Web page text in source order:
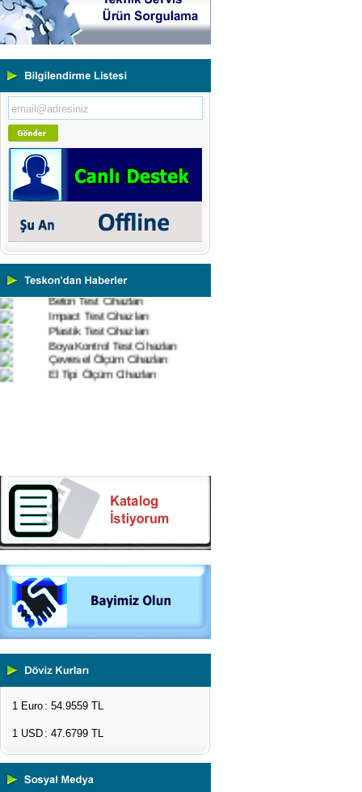
Yeni Binamıza TAŞINDIK
Ölçüm Cihazları
Cihazları
Ultrasonik Kalınlık Ölçüm
Cihazları
Yüzey Pürüzlülük Ölçüm
Cihazları
Vİbrasyon Test Cihazları
Tork Ölçerler-Kuvvet Ölçerler
Mikroskoplar
Numune Hazırlama Cihazları
Profil Projektörler
Video Ölçüm Sistemleri
3 Boyutlu Ölçüm Cihazları
Beton Test Cihazları
Impact Test Cihazları
Plastik Test Cihazları
Boya Kontrol Test Cihazları
Çevresel Ölçüm Cihazları
El Tipi Ölçüm Cihazları
1 Euro : 54.9559 TL
1 USD : 47.6799 TL